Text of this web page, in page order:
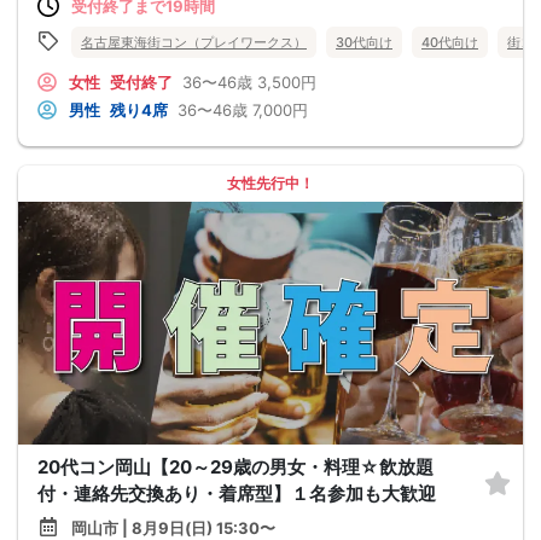
受付終了まで19時間
名古屋東海街コン（プレイワークス） 30代向け 40代向け 街コ
女性 受付終了 36〜46歳 3,500円
男性 残り4席 36〜46歳 7,000円
女性先行中！
20代コン岡山【20～29歳の男女・料理☆飲放題
付・連絡先交換あり・着席型】１名参加も大歓迎
岡山市 | 8月9日(日) 15:30〜